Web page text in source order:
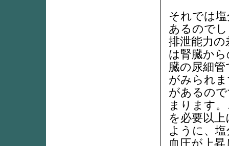
それでは
あるので
排泄能力
は腎臓か
臓の尿細
がみられ
があるの
まります
を必要以
ように、
血圧が上